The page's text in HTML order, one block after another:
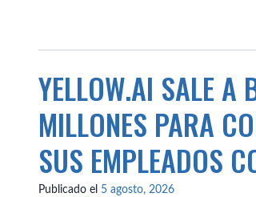
YELLOW.AI SALE
MILLONES PARA
SUS EMPLEADOS
Publicado el 5 agosto, 2026